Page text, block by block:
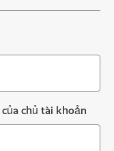
của chủ tài khoản